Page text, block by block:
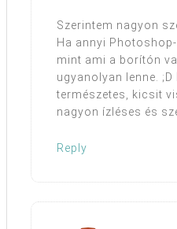
Szerintem nagyon
Ha annyi
mint ami a borítón
ugyanolyan lenne.
természetes, kicsit
nagyon ízléses és
Reply